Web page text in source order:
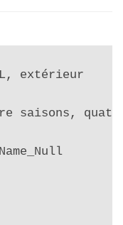
extérieur
saisons,